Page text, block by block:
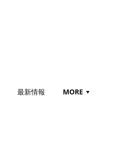
最新情報 MORE